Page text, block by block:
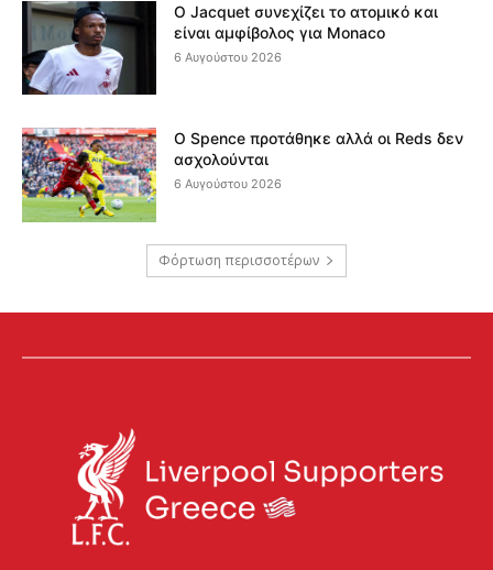
Ο Jacquet συνεχίζει το ατομικό και
είναι αμφίβολος για Monaco
6 Αυγούστου 2026
Ο Spence προτάθηκε αλλά οι Reds δεν
ασχολούνται
6 Αυγούστου 2026
Φόρτωση περισσοτέρων